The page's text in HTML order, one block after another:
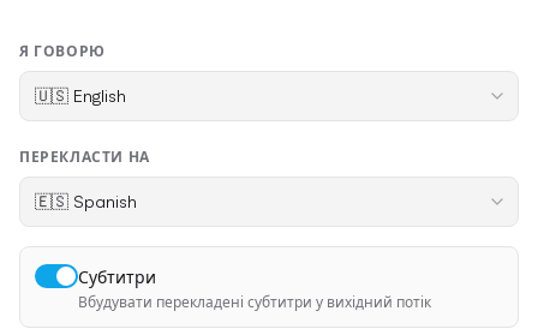
Я ГОВОРЮ
ПЕРЕКЛАСТИ НА
Субтитри
Вбудувати перекладені субтитри у вихідний потік